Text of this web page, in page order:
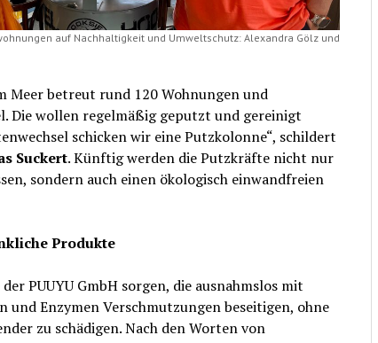
auf Nachhaltigkeit und Umweltschutz: Alexandra Gölz und
Meer betreut rund 120 Wohnungen und
Die wollen regelmäßig geputzt und gereinigt
schicken wir eine Putzkolonne“, schildert
Suckert. Künftig werden die Putzkräfte nicht nur
sondern auch einen ökologisch einwandfreien
Produkte
PUUYU GmbH sorgen, die ausnahmslos mit
Enzymen Verschmutzungen beseitigen, ohne
zu schädigen. Nach den Worten von